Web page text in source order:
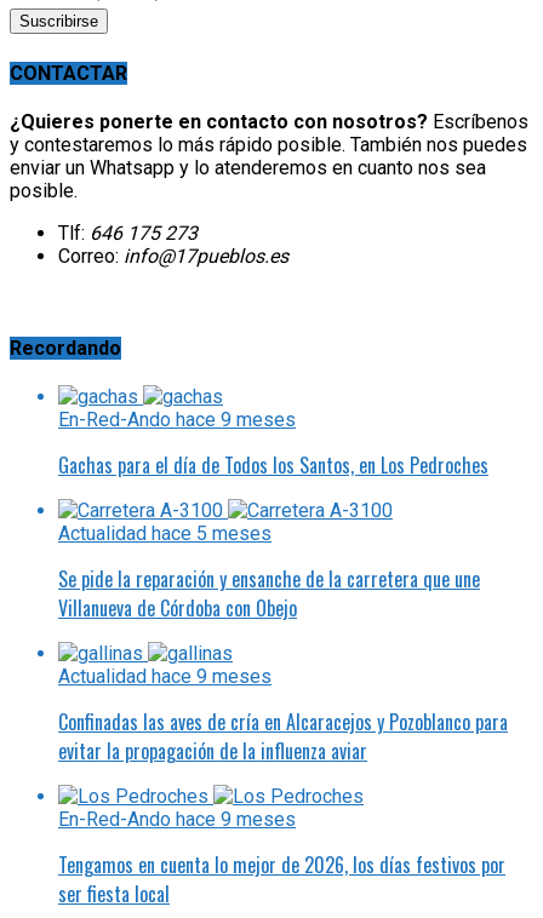
CONTACTAR
¿Quieres ponerte en contacto con nosotros? Escríbenos
y contestaremos lo más rápido posible. También nos puedes
enviar un Whatsapp y lo atenderemos en cuanto nos sea
posible.
Tlf: 646 175 273
Correo: info@17pueblos.es
Recordando
En-Red-Ando hace 9 meses
Gachas para el día de Todos los Santos, en Los Pedroches
Actualidad hace 5 meses
Se pide la reparación y ensanche de la carretera que une
Villanueva de Córdoba con Obejo
Actualidad hace 9 meses
Confinadas las aves de cría en Alcaracejos y Pozoblanco para
evitar la propagación de la influenza aviar
En-Red-Ando hace 9 meses
Tengamos en cuenta lo mejor de 2026, los días festivos por
ser fiesta local